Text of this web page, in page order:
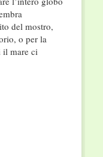
del mostro,
o per la
il mare ci